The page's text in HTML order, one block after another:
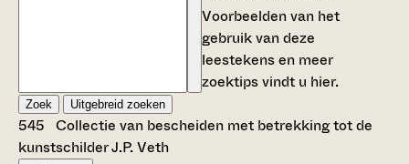
Voorbeelden van het
gebruik van deze
leestekens en meer
zoektips vindt u hier.
Zoek Uitgebreid zoeken
545 Collectie van bescheiden met betrekking tot de
kunstschilder J.P. Veth